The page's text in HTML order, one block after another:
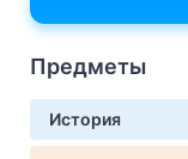
Предметы
История